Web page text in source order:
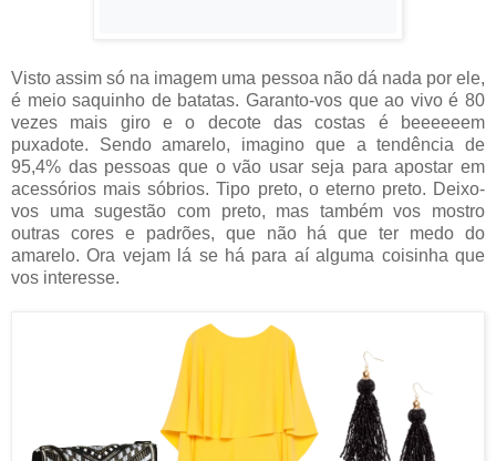
Visto assim só na imagem uma pessoa não dá nada por ele,
é meio saquinho de batatas. Garanto-vos que ao vivo é 80
vezes mais giro e o decote das costas é beeeeeem
puxadote. Sendo amarelo, imagino que a tendência de
95,4% das pessoas que o vão usar seja para apostar em
acessórios mais sóbrios. Tipo preto, o eterno preto. Deixo-
vos uma sugestão com preto, mas também vos mostro
outras cores e padrões, que não há que ter medo do
amarelo. Ora vejam lá se há para aí alguma coisinha que
vos interesse.